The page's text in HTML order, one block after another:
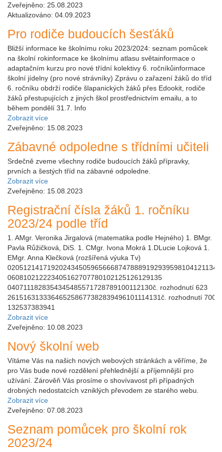
Zveřejněno: 25.08.2023
Aktualizováno: 04.09.2023
Pro rodiče budoucích šesťáků
Bližší informace ke školnímu roku 2023/2024: seznam pomůcek
na školní rokinformace ke školnímu atlasu světainformace o
adaptačním kurzu pro nové třídní kolektivy 6. ročníkůinformace
školní jídelny (pro nové strávníky) Zprávu o zařazení žáků do tříd
6. ročníku obdrží rodiče šlapanických žáků přes Edookit, rodiče
žáků přestupujících z jiných škol prostřednictvím emailu, a to
během pondělí 31.7. Info
Zobrazit více
Zveřejněno: 15.08.2023
Zábavné odpoledne s třídními učiteli
Srdečně zveme všechny rodiče budoucích žáků přípravky,
prvních a šestých tříd na zábavné odpoledne.
Zobrazit více
Zveřejněno: 15.08.2023
Registrační čísla žáků 1. ročníku
2023/24 podle tříd
1. AMgr. Veronika Jirgalová (matematika podle Hejného) 1. BMgr.
Pavla Růžičková, DiS. 1. CMgr. Ivona Mokrá 1.DLucie Lojková 1.
EMgr. Anna Klečková (rozšířená výuka Tv)
02051214171920243450596566687478889192939598104121134
060810212223405162707780102125126129135
0407111828354345485571728789100112130č. rozhodnutí 623
261516313336465258677382839496101114131č. rozhodnutí 700
132537383941
Zobrazit více
Zveřejněno: 10.08.2023
Nový školní web
Vítáme Vás na našich nových webových stránkách a věříme, že
pro Vás bude nové rozdělení přehlednější a příjemnější pro
užívání. Zárověň Vás prosíme o shovívavost při případných
drobných nedostatcích vzniklých převodem ze starého webu.
Zobrazit více
Zveřejněno: 07.08.2023
Seznam pomůcek pro školní rok
2023/24